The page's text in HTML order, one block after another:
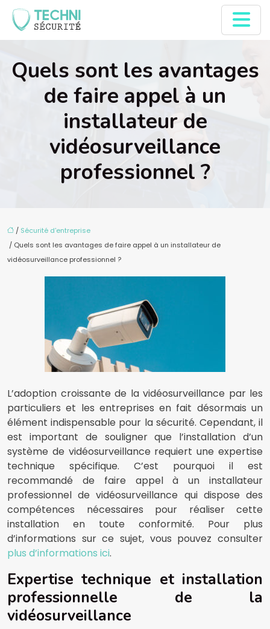
Quels sont les avantages
de faire appel à un
installateur de
vidéosurveillance
professionnel ?
/ Sécurité d'entreprise
/ Quels sont les avantages de faire appel à un installateur de
vidéosurveillance professionnel ?
L’adoption croissante de la vidéosurveillance par les
particuliers et les entreprises en fait désormais un
élément indispensable pour la sécurité. Cependant, il
est important de souligner que l’installation d’un
système de vidéosurveillance requiert une expertise
technique spécifique. C’est pourquoi il est
recommandé de faire appel à un installateur
professionnel de vidéosurveillance qui dispose des
compétences nécessaires pour réaliser cette
installation en toute conformité. Pour plus
d’informations sur ce sujet, vous pouvez consulter
plus d’informations ici.
Expertise technique et installation
professionnelle de la
vidéosurveillance